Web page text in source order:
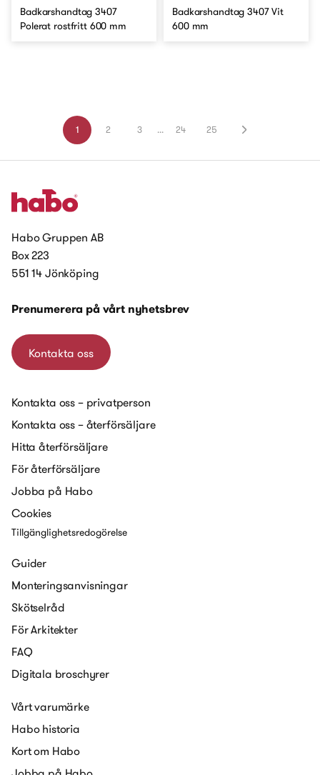
Badkarshandtag 3407
Polerat rostfritt 600 mm
Badkarshandtag 3407 Vit
600 mm
1 2 3 ... 24 25
Habo Gruppen AB
Box 223
551 14 Jönköping
Prenumerera på vårt nyhetsbrev
Kontakta oss
Kontakta oss – privatperson
Kontakta oss – återförsäljare
Hitta återförsäljare
För återförsäljare
Jobba på Habo
Cookies
Tillgänglighetsredogörelse
Guider
Monteringsanvisningar
Skötselråd
För Arkitekter
FAQ
Digitala broschyrer
Vårt varumärke
Habo historia
Kort om Habo